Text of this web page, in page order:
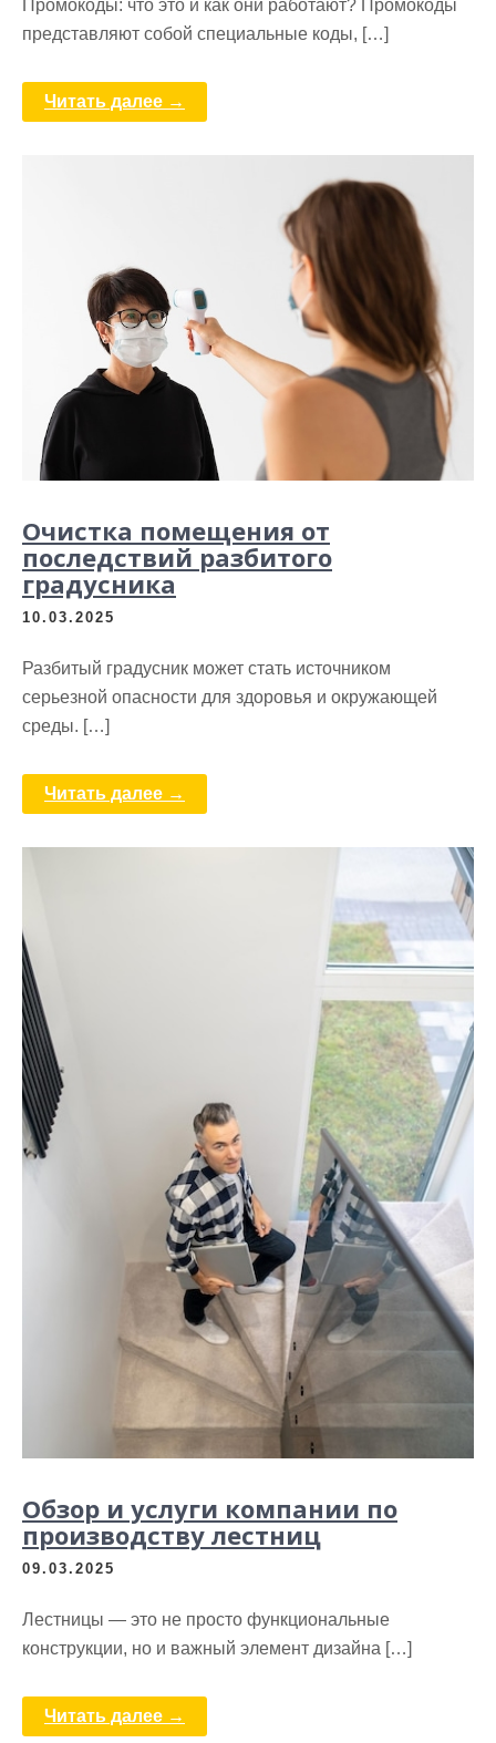
Промокоды: что это и как они работают? Промокоды
представляют собой специальные коды, […]
Читать далее →
Очистка помещения от
последствий разбитого
градусника
10.03.2025
Разбитый градусник может стать источником
серьезной опасности для здоровья и окружающей
среды. […]
Читать далее →
Обзор и услуги компании по
производству лестниц
09.03.2025
Лестницы — это не просто функциональные
конструкции, но и важный элемент дизайна […]
Читать далее →